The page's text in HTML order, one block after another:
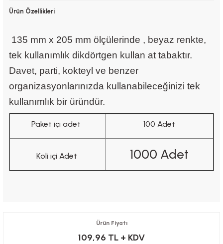
Ürün Özellikleri
135 mm x 205 mm ölçülerinde , beyaz renkte,
tek kullanımlık dikdörtgen kullan at tabaktır.
Davet, parti, kokteyl ve benzer
organizasyonlarınızda kullanabileceğinizi tek
kullanımlık bir üründür.
Paket içi adet 100 Adet
Koli içi Adet 1000 Adet
Ürün Fiyatı
109,96 TL + KDV